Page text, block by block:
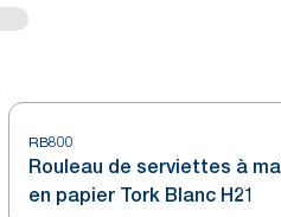
RB800
Rouleau de serviettes à
en papier Tork Blanc H21